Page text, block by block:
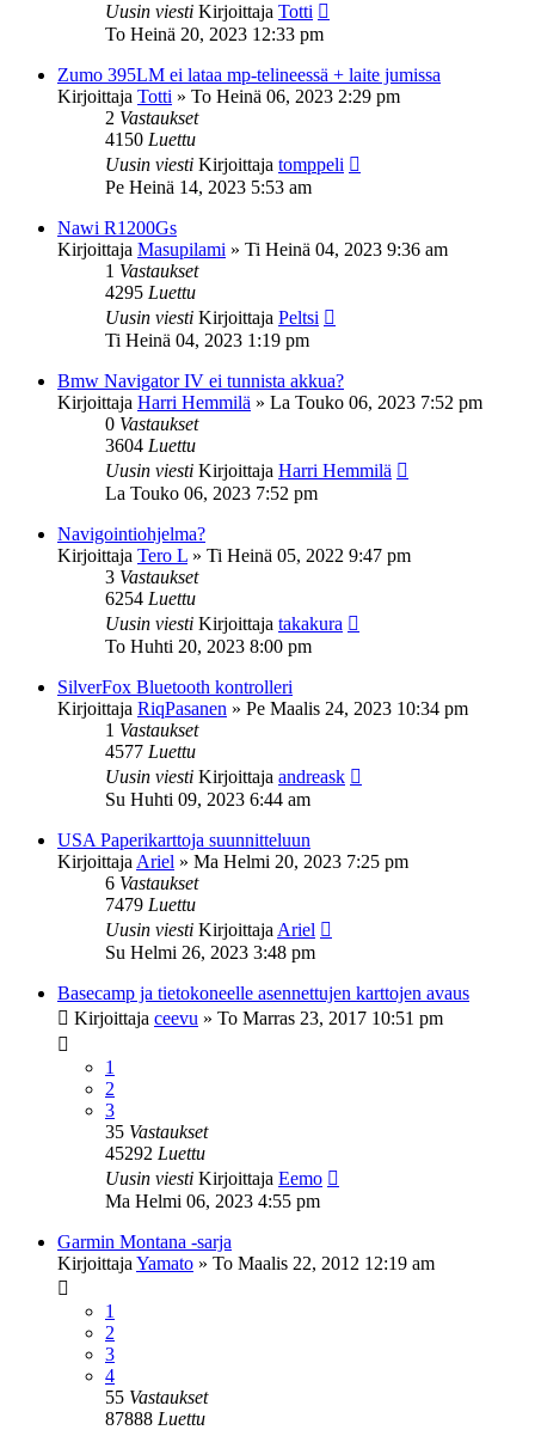
Uusin viesti Kirjoittaja Totti
To Heinä 20, 2023 12:33 pm
Zumo 395LM ei lataa mp-telineessä + laite jumissa
Kirjoittaja Totti » To Heinä 06, 2023 2:29 pm
2 Vastaukset
4150 Luettu
Uusin viesti Kirjoittaja tomppeli
Pe Heinä 14, 2023 5:53 am
Nawi R1200Gs
Kirjoittaja Masupilami » Ti Heinä 04, 2023 9:36 am
1 Vastaukset
4295 Luettu
Uusin viesti Kirjoittaja Peltsi
Ti Heinä 04, 2023 1:19 pm
Bmw Navigator IV ei tunnista akkua?
Kirjoittaja Harri Hemmilä » La Touko 06, 2023 7:52 pm
0 Vastaukset
3604 Luettu
Uusin viesti Kirjoittaja Harri Hemmilä
La Touko 06, 2023 7:52 pm
Navigointiohjelma?
Kirjoittaja Tero L » Ti Heinä 05, 2022 9:47 pm
3 Vastaukset
6254 Luettu
Uusin viesti Kirjoittaja takakura
To Huhti 20, 2023 8:00 pm
SilverFox Bluetooth kontrolleri
Kirjoittaja RiqPasanen » Pe Maalis 24, 2023 10:34 pm
1 Vastaukset
4577 Luettu
Uusin viesti Kirjoittaja andreask
Su Huhti 09, 2023 6:44 am
USA Paperikarttoja suunnitteluun
Kirjoittaja Ariel » Ma Helmi 20, 2023 7:25 pm
6 Vastaukset
7479 Luettu
Uusin viesti Kirjoittaja Ariel
Su Helmi 26, 2023 3:48 pm
Basecamp ja tietokoneelle asennettujen karttojen avaus
Kirjoittaja ceevu » To Marras 23, 2017 10:51 pm
1
2
3
35 Vastaukset
45292 Luettu
Uusin viesti Kirjoittaja Eemo
Ma Helmi 06, 2023 4:55 pm
Garmin Montana -sarja
Kirjoittaja Yamato » To Maalis 22, 2012 12:19 am
1
2
3
4
55 Vastaukset
87888 Luettu